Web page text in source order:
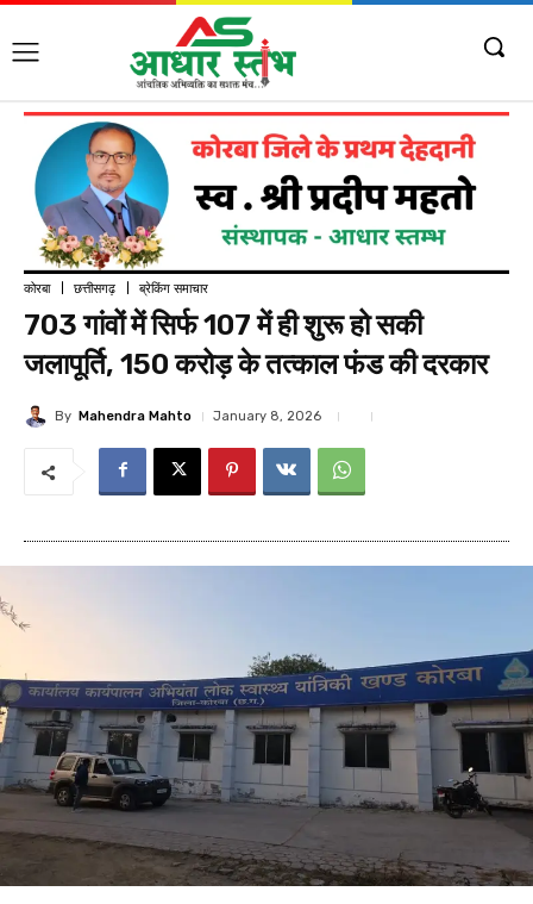
कोरबा छत्तीसगढ़ ब्रेकिंग समाचार
703 गांवों में सिर्फ 107 में ही शुरू हो सकी
जलापूर्ति, 150 करोड़ के तत्काल फंड की दरकार
By Mahendra Mahto January 8, 2026